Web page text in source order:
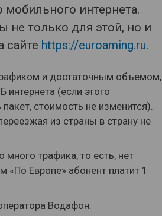
мобильного интернета.
не только для этой, но и
сайте https://euroaming.ru.
и достаточным объемом,
интернета (если этого
стоимость не изменится).
из страны в страну не
трафика, то есть, нет
«По Европе» абонент платит 1
Водафон.